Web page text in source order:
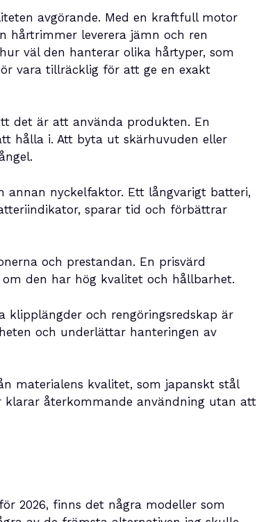
avgörande. Med en kraftfull motor
hårtrimmer leverera jämn och ren
väl den hanterar olika hårtyper, som
vara tillräcklig för att ge en exakt
det är att använda produkten. En
hålla i. Att byta ut skärhuvuden eller
annan nyckelfaktor. Ett långvarigt batteri,
sparar tid och förbättrar
och prestandan. En prisvärd
den har hög kvalitet och hållbarhet.
klipplängder och rengöringsredskap är
och underlättar hanteringen av
materialens kvalitet, som japanskt stål
återkommande användning utan att
2026, finns det några modeller som